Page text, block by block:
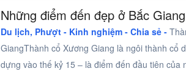
Những điểm đến đẹp ở Bắc Giang
Du lịch, Phượt - Kinh nghiệm - Chia sẻ -
GiangThành cổ Xương Giang là ngôi thành cổ
dựng vào thế kỷ 15 – là điểm đến đầu tiên của